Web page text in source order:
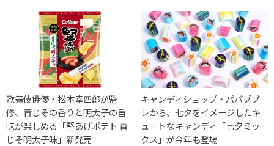
歌舞伎俳優・松本幸四郎が監
修、青じその香りと明太子の旨
味が楽しめる「堅あげポテト 青
じそ明太子味」新発売
キャンディショップ・パパブブ
レから、七夕をイメージしたキ
ュートなキャンディ「七夕ミッ
クス」が今年も登場